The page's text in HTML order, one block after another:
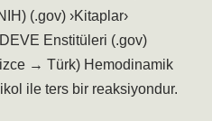
(.gov) ›Kitaplar›
Enstitüleri (.gov)
→ Türk) Hemodinamik
ile ters bir reaksiyondur.